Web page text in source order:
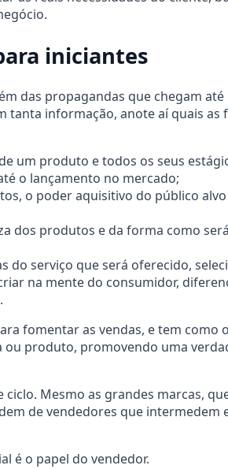
iniciantes
das propagandas que chegam até
tanta informação, anote aí quais as
um produto e todos os seus
o lançamento no mercado;
o poder aquisitivo do público
dos produtos e da forma como
do serviço que será oferecido,
na mente do consumidor,
fomentar as vendas, e tem como
ou produto, promovendo uma
Mesmo as grandes marcas,
de vendedores que intermedem
é o papel do vendedor.